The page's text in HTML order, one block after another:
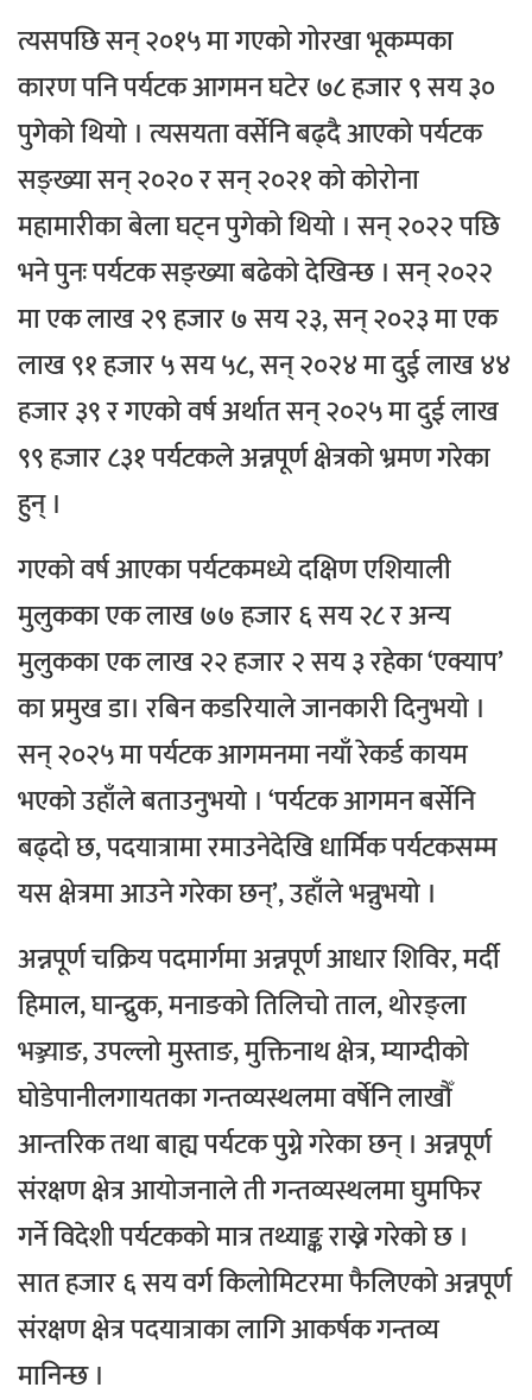
त्यसपछि सन् २०१५ मा गएको गोरखा भूकम्पका
कारण पनि पर्यटक आगमन घटेर ७८ हजार ९ सय ३०
पुगेको थियो । त्यसयता वर्सेनि बढ्दै आएको पर्यटक
सङ्ख्या सन् २०२० र सन् २०२१ को कोरोना
महामारीका बेला घट्न पुगेको थियो । सन् २०२२ पछि
भने पुनः पर्यटक सङ्ख्या बढेको देखिन्छ । सन् २०२२
मा एक लाख २९ हजार ७ सय २३, सन् २०२३ मा एक
लाख ९१ हजार ५ सय ५८, सन् २०२४ मा दुई लाख ४४
हजार ३९ र गएको वर्ष अर्थात सन् २०२५ मा दुई लाख
९९ हजार ८३१ पर्यटकले अन्नपूर्ण क्षेत्रको भ्रमण गरेका
हुन् ।
गएको वर्ष आएका पर्यटकमध्ये दक्षिण एशियाली
मुलुकका एक लाख ७७ हजार ६ सय २८ र अन्य
मुलुकका एक लाख २२ हजार २ सय ३ रहेका ‘एक्याप’
का प्रमुख डा। रबिन कडरियाले जानकारी दिनुभयो ।
सन् २०२५ मा पर्यटक आगमनमा नयाँ रेकर्ड कायम
भएको उहाँले बताउनुभयो । ‘पर्यटक आगमन बर्सेनि
बढ्दो छ, पदयात्रामा रमाउनेदेखि धार्मिक पर्यटकसम्म
यस क्षेत्रमा आउने गरेका छन्’, उहाँले भन्नुभयो ।
अन्नपूर्ण चक्रिय पदमार्गमा अन्नपूर्ण आधार शिविर, मर्दी
हिमाल, घान्द्रुक, मनाङको तिलिचो ताल, थोरङ्ला
भञ्ज्याङ, उपल्लो मुस्ताङ, मुक्तिनाथ क्षेत्र, म्याग्दीको
घोडेपानीलगायतका गन्तव्यस्थलमा वर्षेनि लाखौँ
आन्तरिक तथा बाह्य पर्यटक पुग्ने गरेका छन् । अन्नपूर्ण
संरक्षण क्षेत्र आयोजनाले ती गन्तव्यस्थलमा घुमफिर
गर्ने विदेशी पर्यटकको मात्र तथ्याङ्क राख्ने गरेको छ ।
सात हजार ६ सय वर्ग किलोमिटरमा फैलिएको अन्नपूर्ण
संरक्षण क्षेत्र पदयात्राका लागि आकर्षक गन्तव्य
मानिन्छ ।